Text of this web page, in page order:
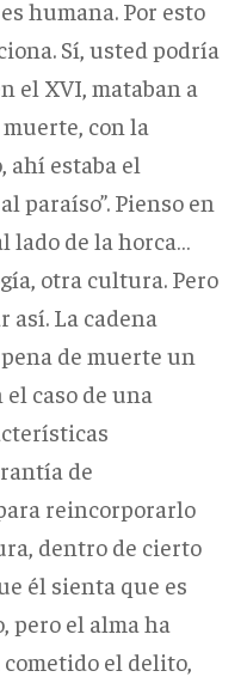
humana. Por esto
Sí, usted podría
el XVI, mataban a
con la
ahí estaba el
paraíso”. Pienso en
lado de la horca…
otra cultura. Pero
así. La cadena
de muerte un
caso de una
de
reincorporarlo
dentro de cierto
él sienta que es
pero el alma ha
el delito,